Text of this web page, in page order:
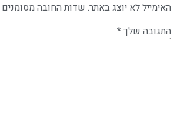
האימייל לא יוצג באתר. שדות החובה מסומנים
התגובה שלך*